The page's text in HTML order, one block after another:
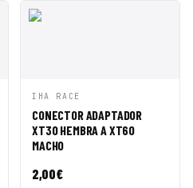
VISTA
RÁPIDA
CESTA
IHA RACE
CONECTOR ADAPTADOR
XT30 HEMBRA A XT60
MACHO
2,00€